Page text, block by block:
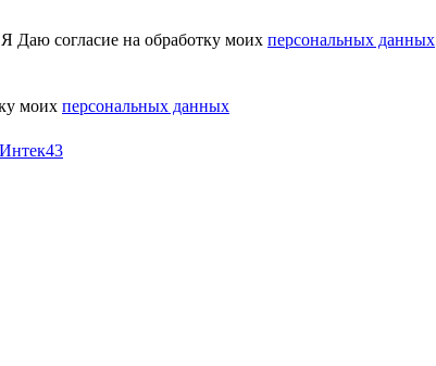
Я Даю согласие на обработку моих персональных данных
моих персональных данных